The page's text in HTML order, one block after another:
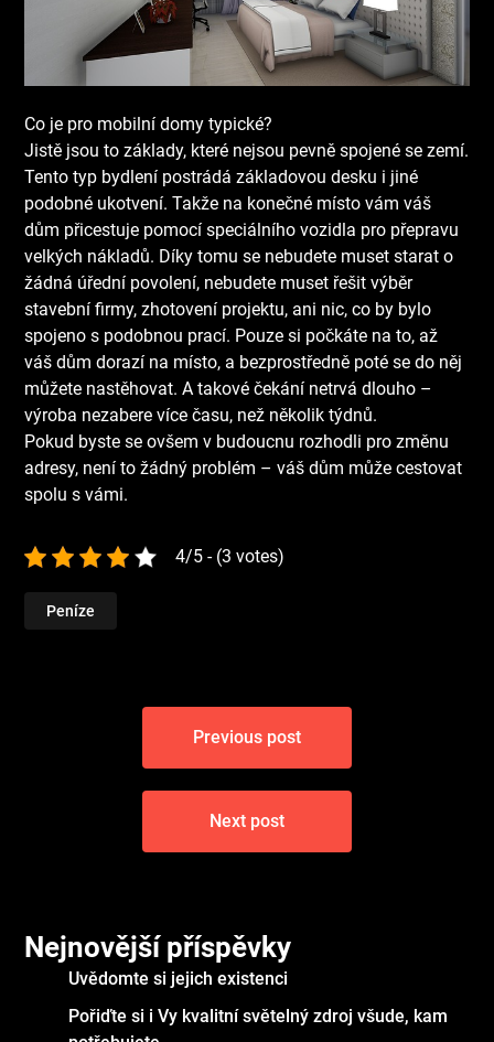
Co je pro mobilní domy typické?
Jistě jsou to základy, které nejsou pevně spojené se zemí.
Tento typ bydlení postrádá základovou desku i jiné
podobné ukotvení. Takže na konečné místo vám váš
dům přicestuje pomocí speciálního vozidla pro přepravu
velkých nákladů. Díky tomu se nebudete muset starat o
žádná úřední povolení, nebudete muset řešit výběr
stavební firmy, zhotovení projektu, ani nic, co by bylo
spojeno s podobnou prací. Pouze si počkáte na to, až
váš dům dorazí na místo, a bezprostředně poté se do něj
můžete nastěhovat. A takové čekání netrvá dlouho –
výroba nezabere více času, než několik týdnů.
Pokud byste se ovšem v budoucnu rozhodli pro změnu
adresy, není to žádný problém – váš dům může cestovat
spolu s vámi.
4/5 - (3 votes)
Peníze
Navigace
příspěvek
Previous post
Next post
Nejnovější příspěvky
Uvědomte si jejich existenci
Pořiďte si i Vy kvalitní světelný zdroj všude, kam